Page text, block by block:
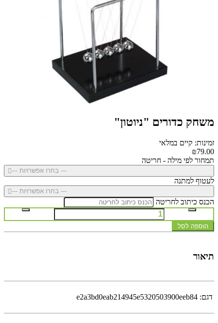
משחק כדורים "ניוטון"
זמינות: קיים במלאי
₪79.00
תמחור לפי מילה - חריטה
--- בחרו אפשרויות ---
לעטוף למתנה
--- בחרו אפשרויות ---
הכנס כיתוב לחריטה
הוספה לסל
תיאור
דגם: e2a3bd0eab214945e5320503900eeb84